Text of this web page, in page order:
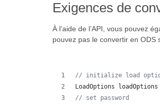
Exigences de
À l’aide de l’API, vous pouvez
pouvez pas le convertir en ODS
// initialize load
LoadOptions
loadOptions
// set password